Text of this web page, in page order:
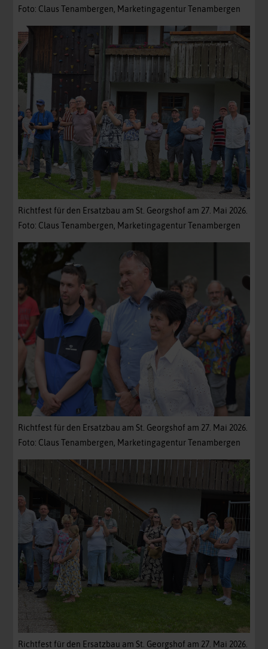
Foto: Claus Tenambergen, Marketingagentur Tenambergen
Richtfest für den Ersatzbau am St. Georgshof am 27. Mai 2026.
Foto: Claus Tenambergen, Marketingagentur Tenambergen
Richtfest für den Ersatzbau am St. Georgshof am 27. Mai 2026.
Foto: Claus Tenambergen, Marketingagentur Tenambergen
Richtfest für den Ersatzbau am St. Georgshof am 27. Mai 2026.